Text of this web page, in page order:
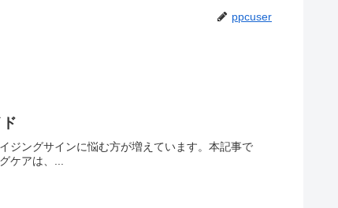
ppcuser
ジングサインに悩む方が増えています。本記事で
ケアは、...